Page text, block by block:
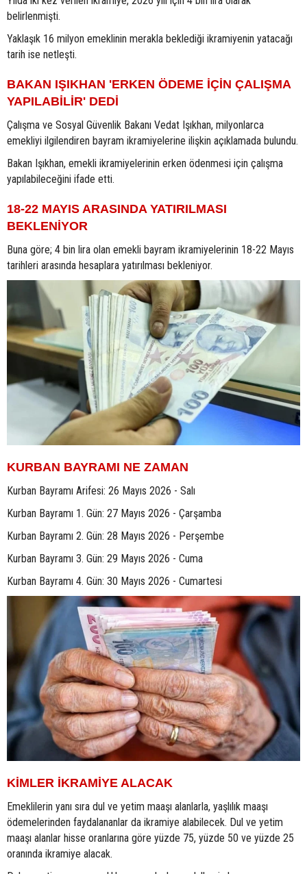
belirlenmişti.
Yaklaşık 16 milyon emeklinin merakla beklediği ikramiyenin yatacağı
tarih ise netleşti.
BAKAN IŞIKHAN 'ERKEN ÖDEME İÇİN ÇALIŞMA
YAPILABİLİR' DEDİ
Çalışma ve Sosyal Güvenlik Bakanı Vedat Işıkhan, milyonlarca
emekliyi ilgilendiren bayram ikramiyelerine ilişkin açıklamada bulundu.
Bakan Işıkhan, emekli ikramiyelerinin erken ödenmesi için çalışma
yapılabileceğini ifade etti.
18-22 MAYIS ARASINDA YATIRILMASI
BEKLENİYOR
Buna göre; 4 bin lira olan emekli bayram ikramiyelerinin 18-22 Mayıs
tarihleri arasında hesaplara yatırılması bekleniyor.
KURBAN BAYRAMI NE ZAMAN
Kurban Bayramı Arifesi: 26 Mayıs 2026 - Salı
Kurban Bayramı 1. Gün: 27 Mayıs 2026 - Çarşamba
Kurban Bayramı 2. Gün: 28 Mayıs 2026 - Perşembe
Kurban Bayramı 3. Gün: 29 Mayıs 2026 - Cuma
Kurban Bayramı 4. Gün: 30 Mayıs 2026 - Cumartesi
KİMLER İKRAMİYE ALACAK
Emeklilerin yanı sıra dul ve yetim maaşı alanlarla, yaşlılık maaşı
ödemelerinden faydalananlar da ikramiye alabilecek. Dul ve yetim
maaşı alanlar hisse oranlarına göre yüzde 75, yüzde 50 ve yüzde 25
oranında ikramiye alacak.